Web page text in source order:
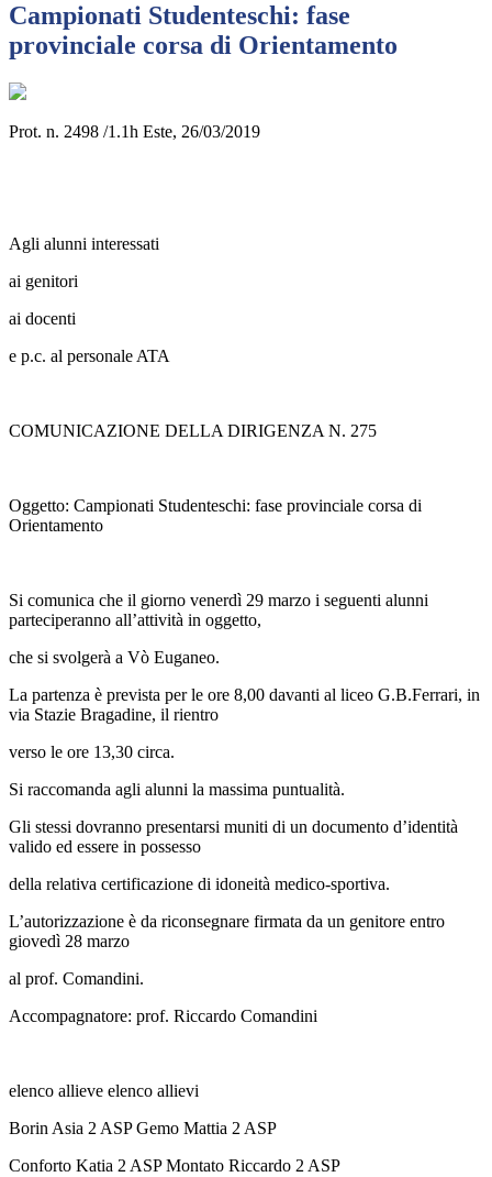
Campionati Studenteschi: fase
provinciale corsa di Orientamento
Prot. n. 2498 /1.1h Este, 26/03/2019
Agli alunni interessati
ai genitori
ai docenti
e p.c. al personale ATA
COMUNICAZIONE DELLA DIRIGENZA N. 275
Oggetto: Campionati Studenteschi: fase provinciale corsa di
Orientamento
Si comunica che il giorno venerdì 29 marzo i seguenti alunni
parteciperanno all’attività in oggetto,
che si svolgerà a Vò Euganeo.
La partenza è prevista per le ore 8,00 davanti al liceo G.B.Ferrari, in
via Stazie Bragadine, il rientro
verso le ore 13,30 circa.
Si raccomanda agli alunni la massima puntualità.
Gli stessi dovranno presentarsi muniti di un documento d’identità
valido ed essere in possesso
della relativa certificazione di idoneità medico-sportiva.
L’autorizzazione è da riconsegnare firmata da un genitore entro
giovedì 28 marzo
al prof. Comandini.
Accompagnatore: prof. Riccardo Comandini
elenco allieve elenco allievi
Borin Asia 2 ASP Gemo Mattia 2 ASP
Conforto Katia 2 ASP Montato Riccardo 2 ASP